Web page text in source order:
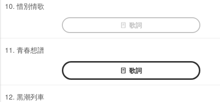
10. 惜別情歌
歌詞
11. 青春想譜
歌詞
12. 黒潮列車